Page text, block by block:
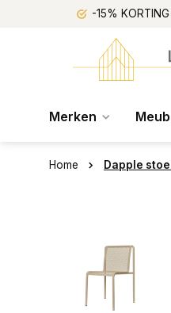
-15%
Merken
Home Dapple